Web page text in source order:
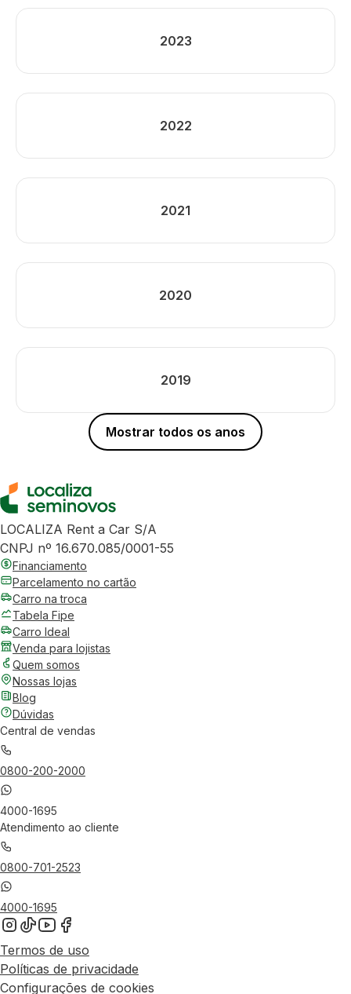
2023
2022
2021
2020
2019
Mostrar todos os anos
LOCALIZA Rent a Car S/A
CNPJ nº 16.670.085/0001-55
Financiamento
Parcelamento no cartão
Carro na troca
Tabela Fipe
Carro Ideal
Venda para lojistas
Quem somos
Nossas lojas
Blog
Dúvidas
Central de vendas
0800-200-2000
4000-1695
Atendimento ao cliente
0800-701-2523
4000-1695
Termos de uso
Políticas de privacidade
Configurações de cookies